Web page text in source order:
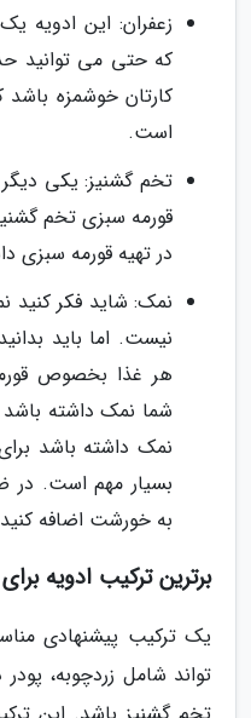
زعفران: این ادویه
که حتی می توانید
کارتان خوشمزه باشد
است.
تخم گشنیز: یکی
قورمه سبزی تخم
در تهیه قورمه سبزی
نمک: شاید فکر کنید
نیست. اما باید
هر غذا بخصوص
شما نمک داشته باشد
نمک داشته باشد
بسیار مهم است. در
به خورشت اضافه
برترین ترکیب ادویه
یک ترکیب پیشنهادی
تواند شامل زردچوبه،